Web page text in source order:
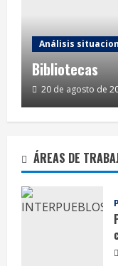
Análisis
Bibliotecas
20 de agosto de
Desbordes
ÁREAS DE